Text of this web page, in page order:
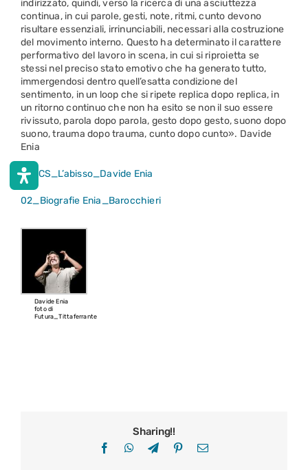
indirizzato, quindi, verso la ricerca di una asciuttezza
continua, in cui parole, gesti, note, ritmi, cunto devono
risultare essenziali, irrinunciabili, necessari alla costruzione
del movimento interno. Questo ha determinato il carattere
performativo del lavoro in scena, in cui si riproietta se
stessi nel preciso stato emotivo che ha generato tutto,
immergendosi dentro quell’esatta condizione del
sentimento, in un loop che si ripete replica dopo replica, in
un ritorno continuo che non ha esito se non il suo essere
rivissuto, parola dopo parola, gesto dopo gesto, suono dopo
suono, trauma dopo trauma, cunto dopo cunto». Davide
Enia
01_CS_L’abisso_Davide Enia
02_Biografie Enia_Barocchieri
Davide Enia
foto di
Futura_Tittaferrante
Sharing!!
FacebookWhatsApp
TelegramPinterestEmail